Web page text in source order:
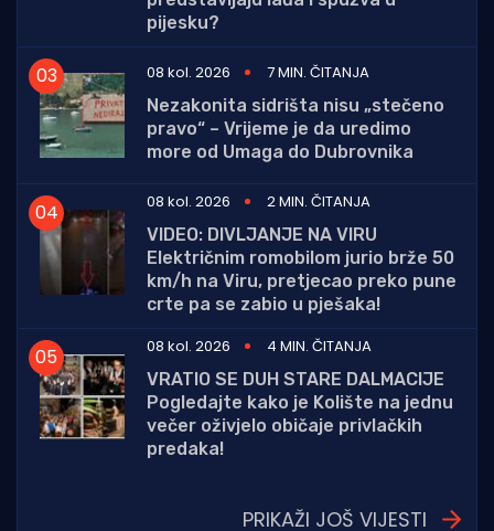
pijesku?
08 kol. 2026
7 MIN. ČITANJA
Nezakonita sidrišta nisu „stečeno
pravo“ – Vrijeme je da uredimo
more od Umaga do Dubrovnika
08 kol. 2026
2 MIN. ČITANJA
VIDEO: DIVLJANJE NA VIRU
Električnim romobilom jurio brže 50
km/h na Viru, pretjecao preko pune
crte pa se zabio u pješaka!
08 kol. 2026
4 MIN. ČITANJA
VRATIO SE DUH STARE DALMACIJE
Pogledajte kako je Kolište na jednu
večer oživjelo običaje privlačkih
predaka!
PRIKAŽI JOŠ VIJESTI